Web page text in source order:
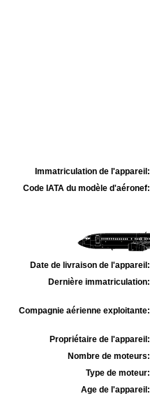
Immatriculation de l'appareil:
Code IATA du modèle d'aéronef:
Date de livraison de l'appareil:
Dernière immatriculation:
Compagnie aérienne exploitante:
Propriétaire de l'appareil:
Nombre de moteurs:
Type de moteur:
Age de l'appareil: